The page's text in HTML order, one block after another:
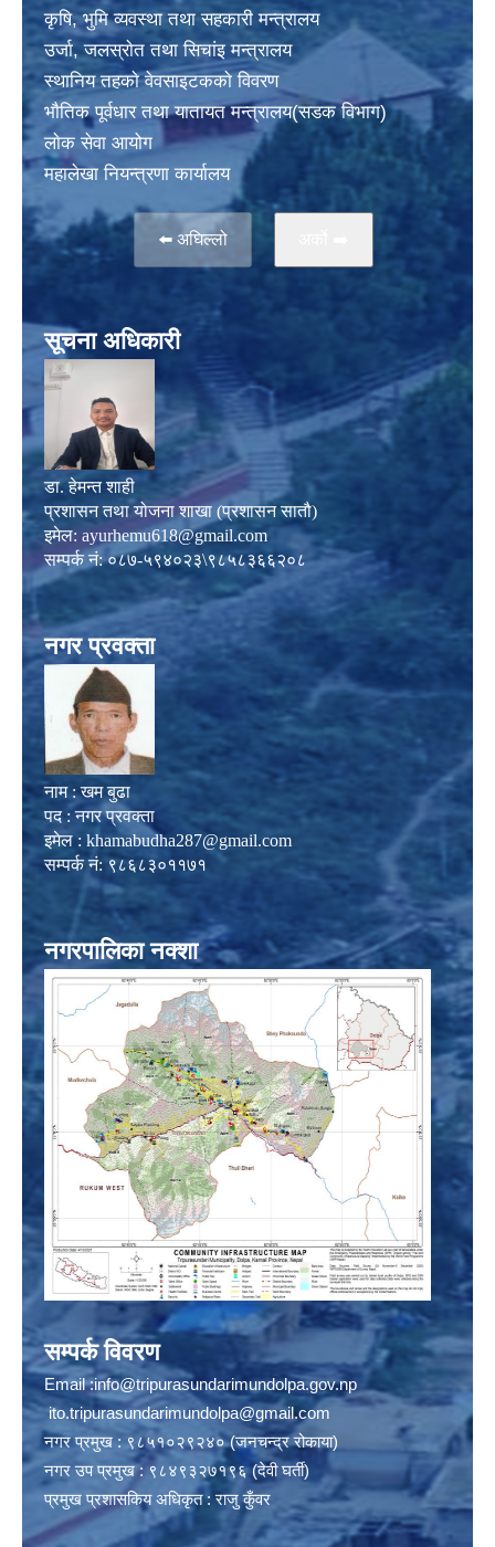
कृषि, भुमि व्यवस्था तथा सहकारी मन्त्रालय
उर्जा, जलस्राेत तथा सिचांइ मन्त्रालय
स्थानिय तहकाे वेवसाइटककाे विवरण
भाैतिक पूर्वधार तथा यातायत मन्त्रालय(सडक विभाग)
लाेक सेवा आयोग
महालेखा नियन्त्रणा कार्यालय
⬅️ अघिल्लो
सूचना अधिकारी
डा. हेमन्त शाही
प्रशासन तथा योजना शाखा (प्रशासन सातौ)
इमेल: ayurhemu618@gmail.com
सम्पर्क नं: ०८७-५९४०२३\९८५८३६६२०८
नगर प्रवक्ता
नाम : खम बुढा
पद : नगर प्रवक्ता
इमेल : khamabudha287@gmail.com
सम्पर्क नं: ९८६८३०११७१
नगरपालिका नक्शा
सम्पर्क विवरण
Email :info@tripurasundarimundolpa.gov.np
ito.tripurasundarimundolpa@gmail.com
नगर प्रमुख : ९८५१०२९२४० (जनचन्द्र रोकाया)
नगर उप प्रमुख : ९८४९३२७१९६ (देवी घर्ती)
प्रमुख प्रशासकिय अधिकृत : राजु कुँवर